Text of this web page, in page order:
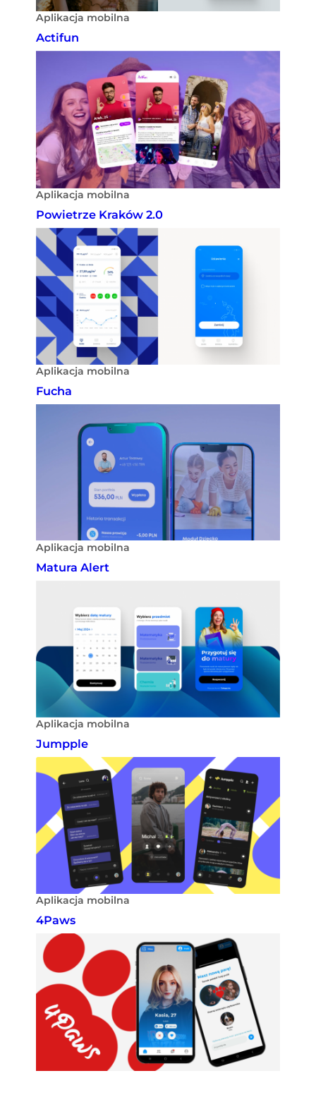
Aplikacja mobilna
Actifun
Aplikacja mobilna
Powietrze Kraków 2.0
Aplikacja mobilna
Fucha
Aplikacja mobilna
Matura Alert
Aplikacja mobilna
Jumpple
Aplikacja mobilna
4Paws